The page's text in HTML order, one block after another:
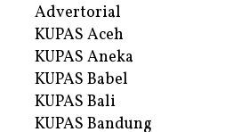
Advertorial
KUPAS Aceh
KUPAS Aneka
KUPAS Babel
KUPAS Bali
KUPAS Bandung